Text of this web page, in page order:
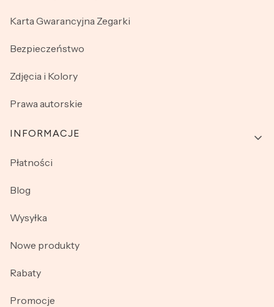
Karta Gwarancyjna Zegarki
Bezpieczeństwo
Zdjęcia i Kolory
Prawa autorskie
INFORMACJE
Płatności
Blog
Wysyłka
Nowe produkty
Rabaty
Promocje